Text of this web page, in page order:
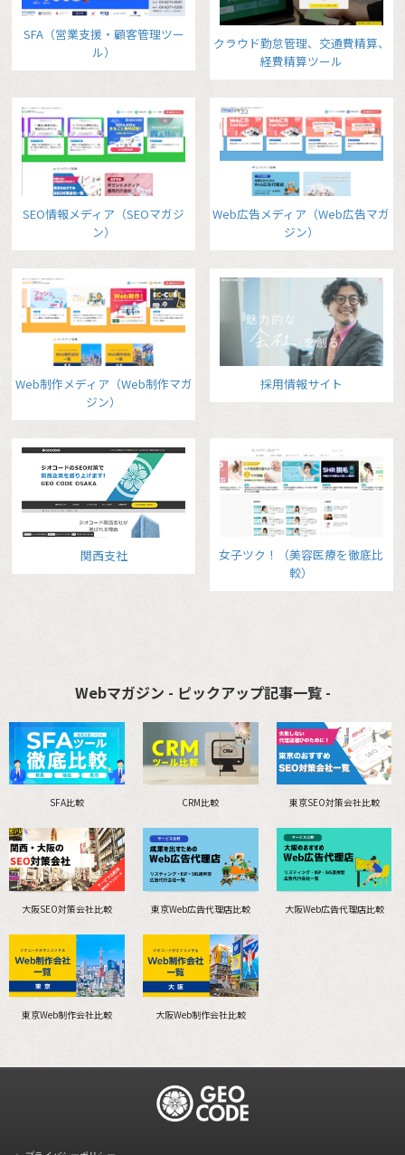
SFA（営業支援・顧客管理ツー
ル）
クラウド勤怠管理、交通費精算、
経費精算ツール
SEO情報メディア（SEOマガジ
ン）
Web広告メディア（Web広告マガ
ジン）
Web制作メディア（Web制作マガ
ジン）
採用情報サイト
関西支社
女子ツク！（美容医療を徹底比
較）
Webマガジン - ピックアップ記事一覧 -
SFA比較 CRM比較 東京SEO対策会社比較
大阪SEO対策会社比較 東京Web広告代理店比較 大阪Web広告代理店比較
東京Web制作会社比較 大阪Web制作会社比較